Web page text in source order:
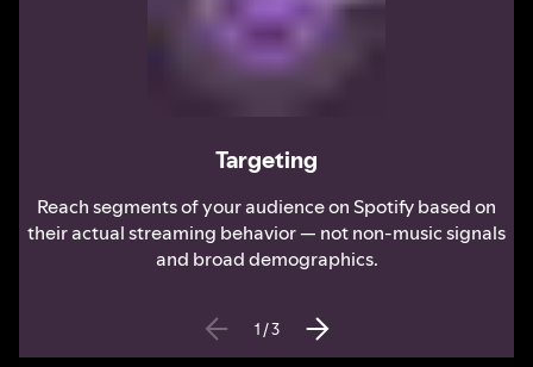
Targeting
Reach segments of your audience on Spotify based on
their actual streaming behavior — not non-music signals
and broad demographics.
1 /3